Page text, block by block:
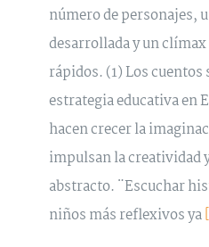
número de personajes,
desarrollada y un
rápidos. (1) Los
estrategia educativa en
hacen crecer la
impulsan la creatividad
abstracto. ¨Escuchar
niños más reflexivos ya